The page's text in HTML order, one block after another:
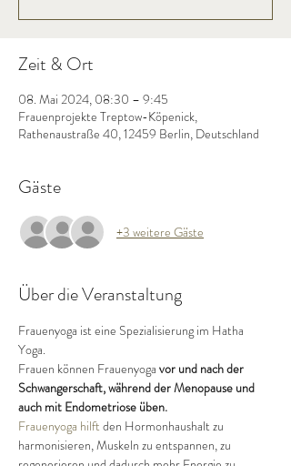
Zeit & Ort
08. Mai 2024, 08:30 – 9:45
Frauenprojekte Treptow-Köpenick,
Rathenaustraße 40, 12459 Berlin, Deutschland
Gäste
+3 weitere Gäste
Über die Veranstaltung
Frauenyoga ist eine Spezialisierung im Hatha
Yoga.
Frauen können Frauenyoga vor und nach der
Schwangerschaft, während der Menopause und
auch mit Endometriose üben.
Frauenyoga hilft den Hormonhaushalt zu
harmonisieren, Muskeln zu entspannen, zu